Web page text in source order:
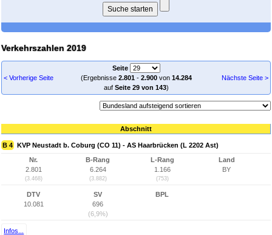
Verkehrszahlen 2019
< Vorherige Seite
Seite
(Ergebnisse 2.801- 2.900von 14.284
auf Seite 29 von 143)
Nächste Seite >
Abschnitt
B 4 KVP Neustadt b. Coburg (CO 11) - AS Haarbrücken (L 2202 Ast)
Nr.
2.801
(3.468)
B-Rang
6.264
(3.882)
L-Rang
1.166
(753)
Land
BY
DTV
10.081
SV
696
(6,9%)
BPL
Infos...